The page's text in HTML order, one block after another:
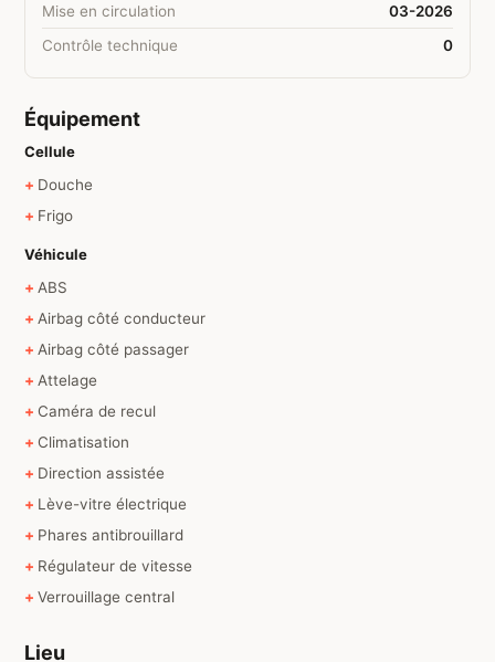
Mise en circulation
03-2026
Contrôle technique
0
Équipement
Cellule
Douche
Frigo
Véhicule
ABS
Airbag côté conducteur
Airbag côté passager
Attelage
Caméra de recul
Climatisation
Direction assistée
Lève-vitre électrique
Phares antibrouillard
Régulateur de vitesse
Verrouillage central
Lieu